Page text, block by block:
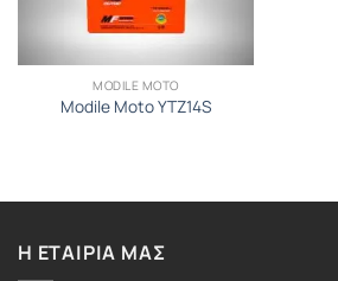
MODILE MOTO
Modile Moto YTZ14S
Η ΕΤΑΙΡΙΑ ΜΑΣ